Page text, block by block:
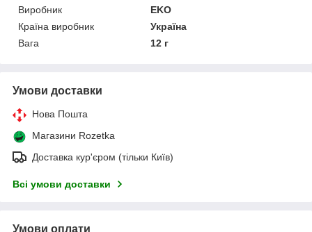
Виробник
EKO
Країна виробник
Україна
Вага
12 г
Умови доставки
Нова Пошта
Магазини Rozetka
Доставка кур'єром (тільки Київ)
Всі умови доставки
Умови оплати